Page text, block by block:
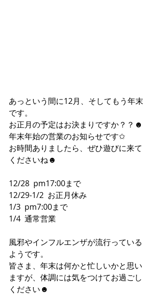
あっという間に12月、そしてもう年末
です。
お正月の予定はお決まりですか？？☻
年末年始の営業のお知らせです✩
お時間ありましたら、ぜひ遊びに来て
くださいね☻
12/28  pm17:00まで
12/29-1/2  お正月休み
1/3  pm7:00まで
1/4  通常営業
風邪やインフルエンザが流行っている
ようです。
皆さま、年末は何かと忙しいかと思い
ますが、体調には気をつけてお過ごし
ください☻